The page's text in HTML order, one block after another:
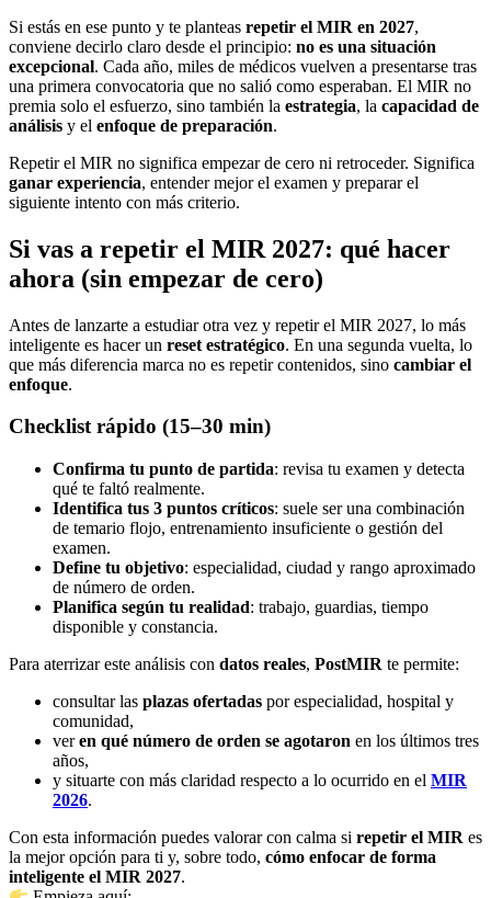
Si estás en ese punto y te planteas repetir el MIR en 2027,
conviene decirlo claro desde el principio: no es una situación
excepcional. Cada año, miles de médicos vuelven a presentarse tras
una primera convocatoria que no salió como esperaban. El MIR no
premia solo el esfuerzo, sino también la estrategia, la capacidad de
análisis y el enfoque de preparación.
Repetir el MIR no significa empezar de cero ni retroceder. Significa
ganar experiencia, entender mejor el examen y preparar el
siguiente intento con más criterio.
Si vas a repetir el MIR 2027: qué hacer
ahora (sin empezar de cero)
Antes de lanzarte a estudiar otra vez y repetir el MIR 2027, lo más
inteligente es hacer un reset estratégico. En una segunda vuelta, lo
que más diferencia marca no es repetir contenidos, sino cambiar el
enfoque.
Checklist rápido (15–30 min)
Confirma tu punto de partida: revisa tu examen y detecta
qué te faltó realmente.
Identifica tus 3 puntos críticos: suele ser una combinación
de temario flojo, entrenamiento insuficiente o gestión del
examen.
Define tu objetivo: especialidad, ciudad y rango aproximado
de número de orden.
Planifica según tu realidad: trabajo, guardias, tiempo
disponible y constancia.
Para aterrizar este análisis con datos reales, PostMIR te permite:
consultar las plazas ofertadas por especialidad, hospital y
comunidad,
veren qué número de orden se agotaron en los últimos tres
años,
y situarte con más claridad respecto a lo ocurrido en el MIR
2026.
Con esta información puedes valorar con calma si repetir el MIR es
la mejor opción para ti y, sobre todo, cómo enfocar de forma
inteligente el MIR 2027.